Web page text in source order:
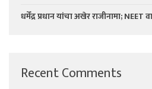
धर्मेंद्र प्रधान यांचा अखेर राजीनामा; NEET
Recent Comments